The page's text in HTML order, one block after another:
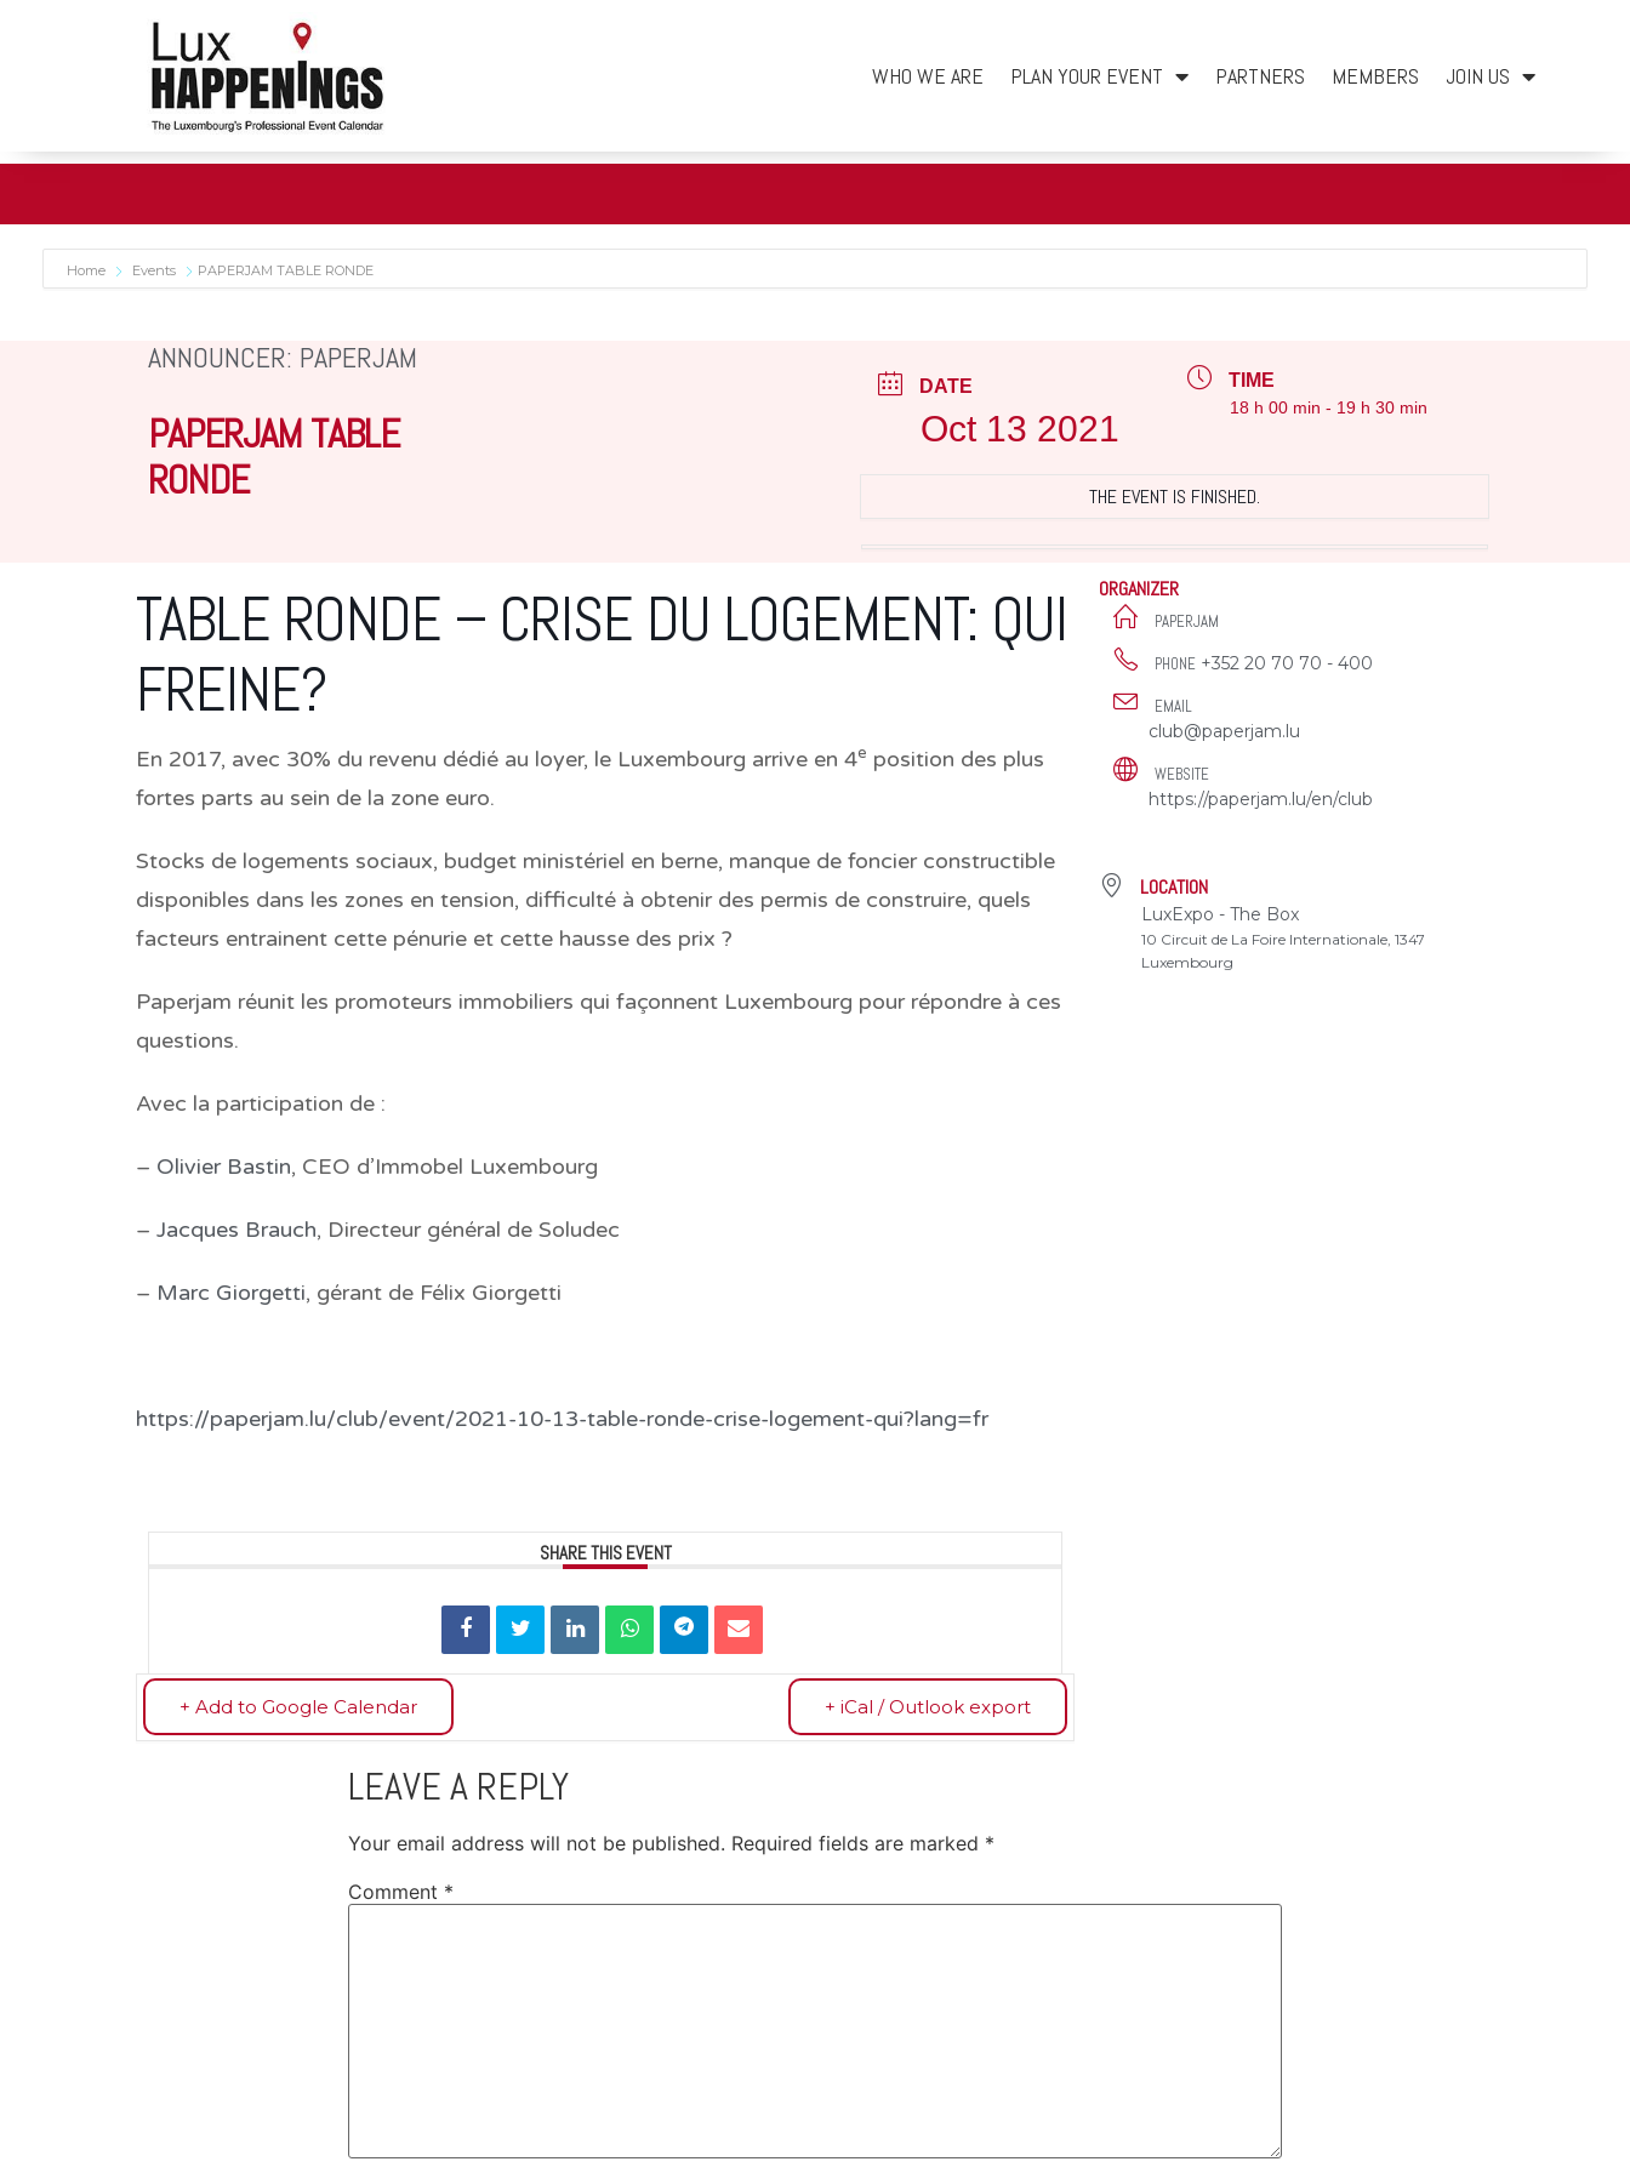
WHO WE ARE PLAN YOUR EVENT PARTNERS MEMBERS JOIN US
Home Events PAPERJAM TABLE RONDE
ANNOUNCER: PAPERJAM
PAPERJAM TABLE
RONDE
DATE
Oct 13 2021
TIME
18 h 00 min - 19 h 30 min
THE EVENT IS FINISHED.
TABLE RONDE – CRISE DU LOGEMENT: QUI
FREINE?
En 2017, avec 30% du revenu dédié au loyer, le Luxembourg arrive en 4e position des plus
fortes parts au sein de la zone euro.
Stocks de logements sociaux, budget ministériel en berne, manque de foncier constructible
disponibles dans les zones en tension, difficulté à obtenir des permis de construire, quels
facteurs entrainent cette pénurie et cette hausse des prix ?
Paperjam réunit les promoteurs immobiliers qui façonnent Luxembourg pour répondre à ces
questions.
Avec la participation de :
– Olivier Bastin, CEO d’Immobel Luxembourg
– Jacques Brauch, Directeur général de Soludec
– Marc Giorgetti, gérant de Félix Giorgetti
https://paperjam.lu/club/event/2021-10-13-table-ronde-crise-logement-qui?lang=fr
SHARE THIS EVENT
+ Add to Google Calendar + iCal / Outlook export
ORGANIZER
PAPERJAM
PHONE +352 20 70 70 - 400
EMAIL
club@paperjam.lu
WEBSITE
https://paperjam.lu/en/club
LOCATION
LuxExpo - The Box
10 Circuit de La Foire Internationale, 1347
Luxembourg
LEAVE A REPLY
Your email address will not be published. Required fields are marked *
Comment *